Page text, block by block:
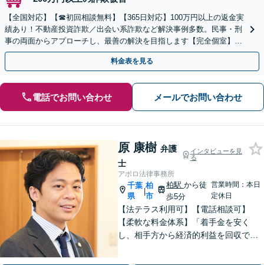
【全国対応】【☎︎初回相談無料】【365日対応】100万円以上の返金実
績あり！不動産投資詐欺／出会い系詐欺など解決事例多数。民事・刑
事の両面からアプローチし、最善の解決を目指します【完全個室】
【代々木駅3分】
料金表を見る
電話でお問い合わせ メールでお問い合わせ
原 康樹 弁護
士
インタビューを見
る
アポロ法律事務所
千葉
県
|
柏
市
柏駅から徒
歩5分
営業時間：本日
定休日
【法テラス利用可】【電話相談可】
【柔軟な料金体系】「着手金を安く
し、相手方から経済的利益を回収でき